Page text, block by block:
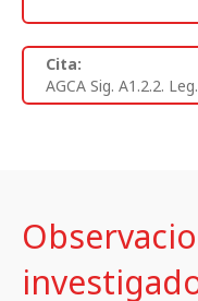
Cita:
AGCA Sig. A1.2.2.